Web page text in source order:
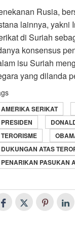
Rusia,
lainnya, yakni
di Suriah
konsensus
isu Suriah
yang dilanda
AMERIKA SERIKAT
PRESIDEN
TERORISME
DUKUNGAN ATAS
PENARIKAN PASUKAN